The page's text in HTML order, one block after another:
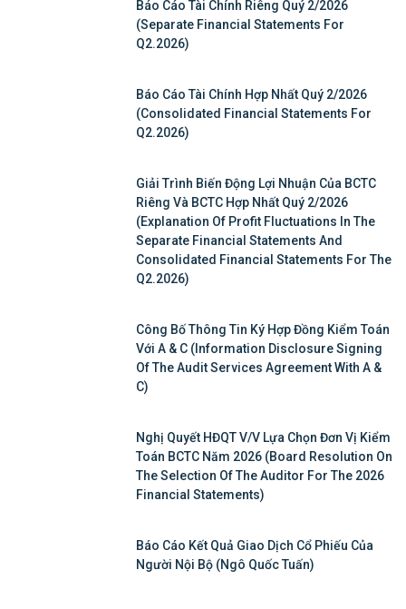
Báo Cáo Tài Chính Riêng Quý 2/2026
(Separate Financial Statements For
Q2.2026)
Báo Cáo Tài Chính Hợp Nhất Quý 2/2026
(Consolidated Financial Statements For
Q2.2026)
Giải Trình Biến Động Lợi Nhuận Của BCTC
Riêng Và BCTC Hợp Nhất Quý 2/2026
(Explanation Of Profit Fluctuations In The
Separate Financial Statements And
Consolidated Financial Statements For The
Q2.2026)
Công Bố Thông Tin Ký Hợp Đồng Kiểm Toán
Với A & C (Information Disclosure Signing
Of The Audit Services Agreement With A &
C)
Nghị Quyết HĐQT V/v Lựa Chọn Đơn Vị Kiểm
Toán BCTC Năm 2026 (Board Resolution On
The Selection Of The Auditor For The 2026
Financial Statements)
Báo Cáo Kết Quả Giao Dịch Cổ Phiếu Của
Người Nội Bộ (Ngô Quốc Tuấn)